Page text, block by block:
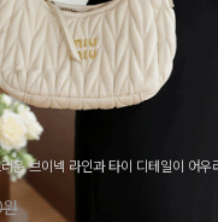
운 브이넥 라인과 타이 디테일이 어
하게 착용되며 데일리룩부터 출근룩,